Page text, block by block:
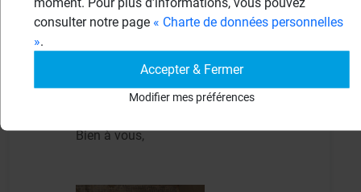
tous les 18 mois mais le résultat
l'étanchéité est bonne. Y aurait il une
possibilité de poser un receveur extra plat
Bien à vous,
consulter notre page « Charte de données personnelles
».
Accepter & Fermer
Modifier mes préférences